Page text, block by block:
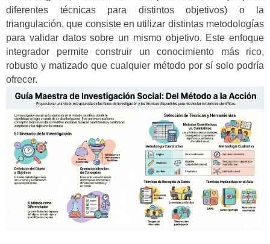
diferentes técnicas para distintos objetivos) o la
triangulación, que consiste en utilizar distintas metodologías
para validar datos sobre un mismo objetivo. Este enfoque
integrador permite construir un conocimiento más rico,
robusto y matizado que cualquier método por sí solo podría
ofrecer.